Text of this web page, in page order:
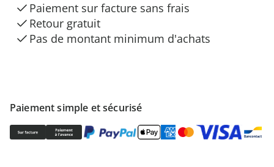
Paiement simple et sécurisé
Paiement sur facture sans frais
Retour gratuit
Pas de montant minimum d'achats